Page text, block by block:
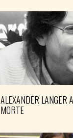
ALEXANDER LANGER
MORTE